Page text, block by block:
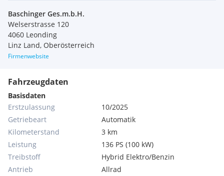
Baschinger Ges.m.b.H.
Welserstrasse 120
4060 Leonding
Linz Land, Oberösterreich
Firmenwebsite
Fahrzeugdaten
Basisdaten
Erstzulassung
10/2025
Getriebeart
Automatik
Kilometerstand
3 km
Leistung
136 PS (100 kW)
Treibstoff
Hybrid Elektro/Benzin
Antrieb
Allrad